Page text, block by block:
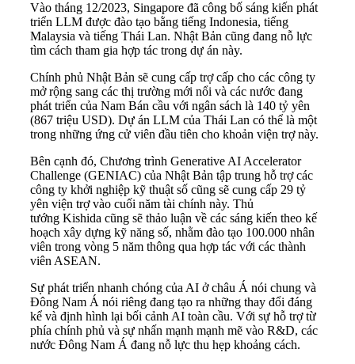
Vào tháng 12/2023, Singapore đã công bố sáng kiến phát
triển LLM được đào tạo bằng tiếng Indonesia, tiếng
Malaysia và tiếng Thái Lan. Nhật Bản cũng đang nỗ lực
tìm cách tham gia hợp tác trong dự án này.
Chính phủ Nhật Bản sẽ cung cấp trợ cấp cho các công ty
mở rộng sang các thị trường mới nổi và các nước đang
phát triển của Nam Bán cầu với ngân sách là 140 tỷ yên
(867 triệu USD). Dự án LLM của Thái Lan có thể là một
trong những ứng cử viên đầu tiên cho khoản viện trợ này.
Bên cạnh đó, Chương trình Generative AI Accelerator
Challenge (GENIAC) của Nhật Bản tập trung hỗ trợ các
công ty khởi nghiệp kỹ thuật số cũng sẽ cung cấp 29 tỷ
yên viện trợ vào cuối năm tài chính này. Thủ
tướng Kishida cũng sẽ thảo luận về các sáng kiến theo kế
hoạch xây dựng kỹ năng số, nhằm đào tạo 100.000 nhân
viên trong vòng 5 năm thông qua hợp tác với các thành
viên ASEAN.
Sự phát triển nhanh chóng của AI ở châu Á nói chung và
Đông Nam Á nói riêng đang tạo ra những thay đổi đáng
kể và định hình lại bối cảnh AI toàn cầu. Với sự hỗ trợ từ
phía chính phủ và sự nhấn mạnh mạnh mẽ vào R&D, các
nước Đông Nam Á đang nỗ lực thu hẹp khoảng cách.